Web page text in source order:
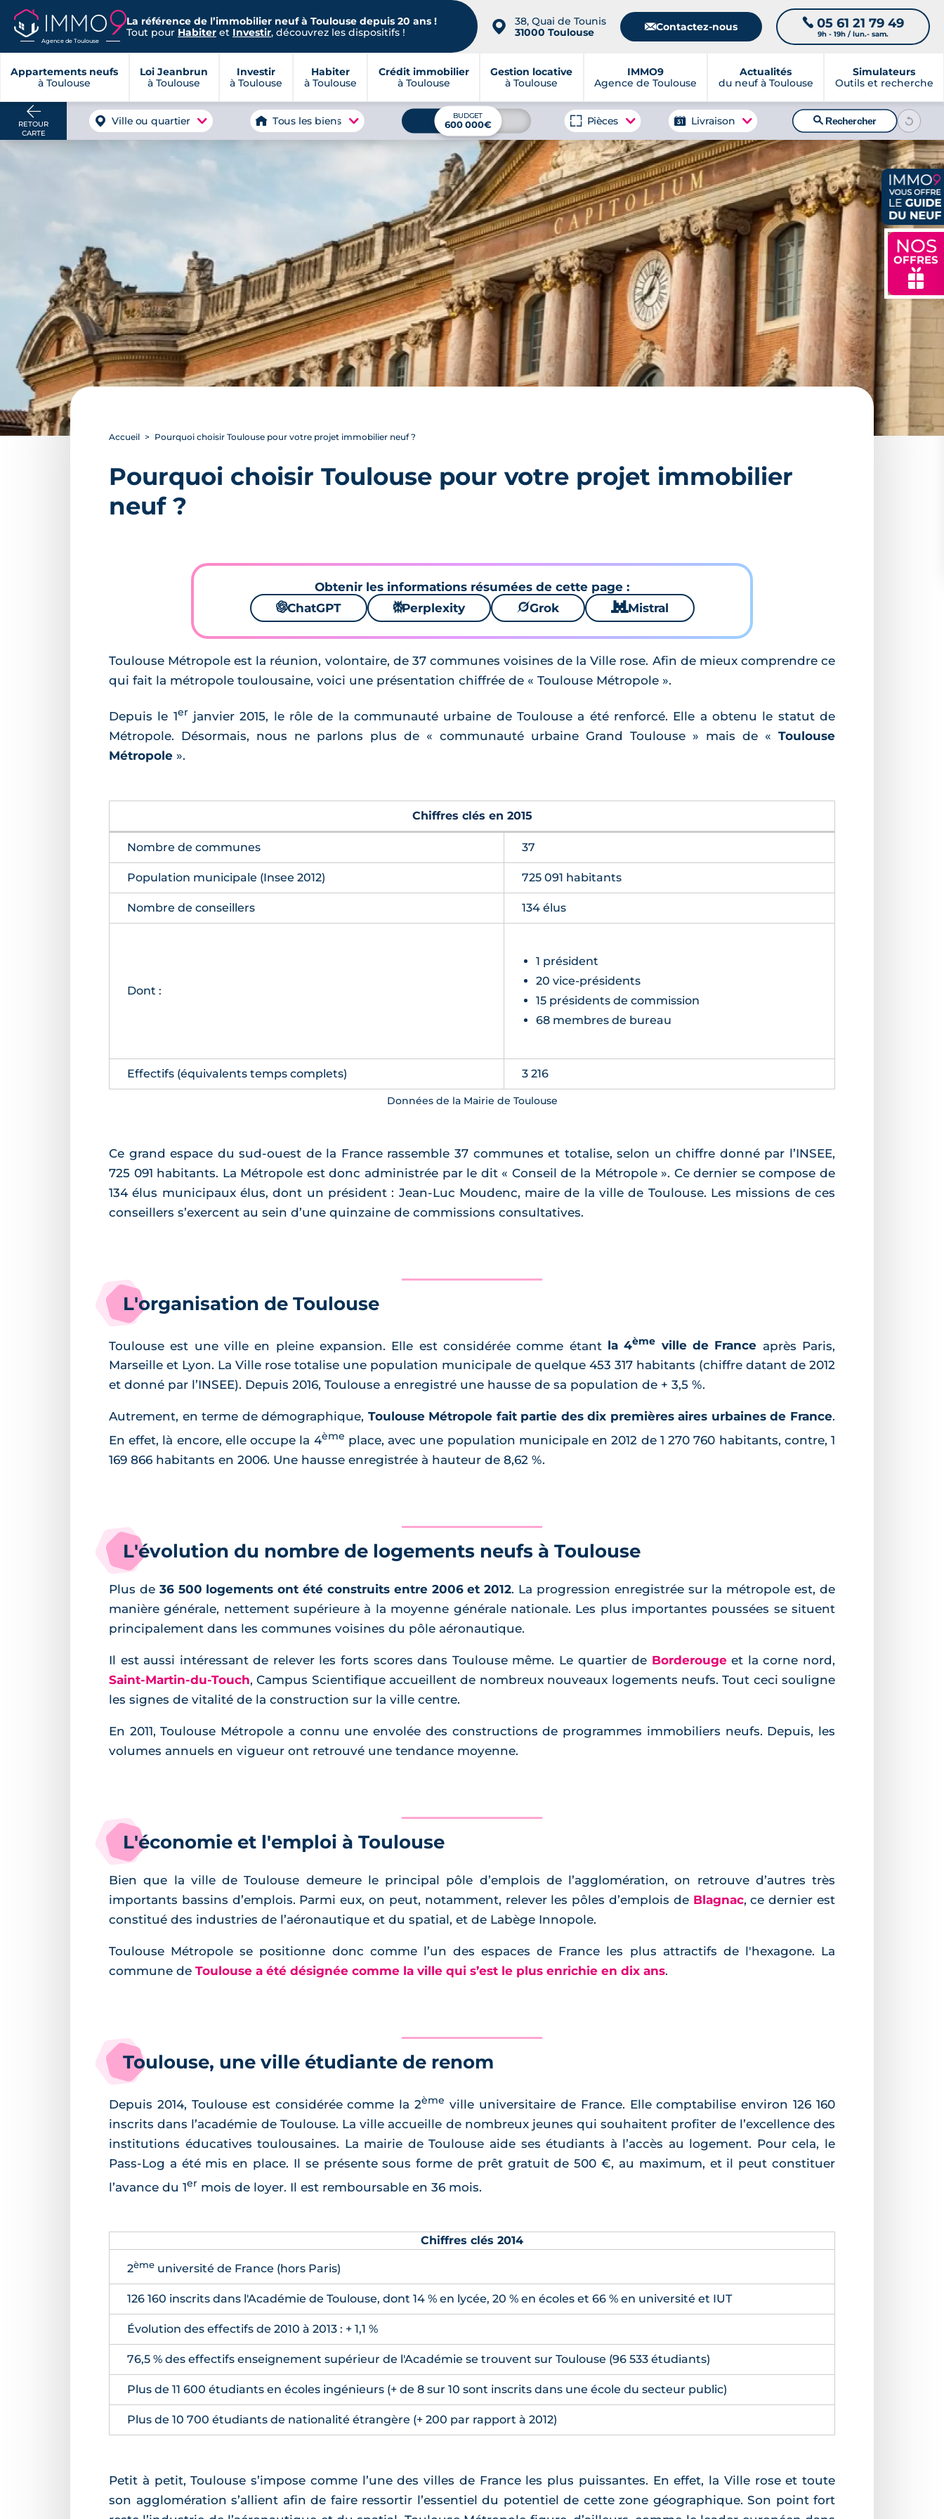
Agence de Toulouse
La référence de l’immobilier neuf à Toulouse depuis 20 ans !
Tout pour Habiter et Investir, découvrez les dispositifs ! 📍
38, Quai de Tounis
31000 Toulouse
📧Contactez-nous 📞 05 61 21 79 49
9h - 19h / lun.- sam.
Appartements neufs
à Toulouse
Loi Jeanbrun
à Toulouse
Investir
à Toulouse
Habiter
à Toulouse
Crédit immobilier
à Toulouse
Gestion locative
à Toulouse
IMMO9
Agence de Toulouse
Actualités
du neuf à Toulouse
Simulateurs
Outils et recherche
NOS
OFFRES
🎁
RETOUR
CARTE
Ville ou quartier Tous les biens BUDGET
600 000€ Pièces Livraison 🔍Rechercher
Accueil Pourquoi choisir Toulouse pour votre projet immobilier neuf ?
Pourquoi choisir Toulouse pour votre projet immobilier
neuf ?
Obtenir les informations résumées de cette page :
🌌ChatGPT ⚙Perplexity 🪐Grok 🐱 Mistral
Toulouse Métropole est la réunion, volontaire, de 37 communes voisines de la Ville rose. Afin de mieux comprendre ce
qui fait la métropole toulousaine, voici une présentation chiffrée de « Toulouse Métropole ».
Depuis le 1erjanvier 2015, le rôle de la communauté urbaine de Toulouse a été renforcé. Elle a obtenu le statut de
Métropole. Désormais, nous ne parlons plus de « communauté urbaine Grand Toulouse » mais de « Toulouse
Métropole ».
Chiffres clés en 2015
Données de la Mairie de Toulouse
Nombre de communes 37
Population municipale (Insee 2012) 725 091 habitants
Nombre de conseillers 134 élus
Dont :
1 président
20 vice-présidents
15 présidents de commission
68 membres de bureau
Effectifs (équivalents temps complets) 3 216
Ce grand espace du sud-ouest de la France rassemble 37 communes et totalise, selon un chiffre donné par l’INSEE,
725 091 habitants. La Métropole est donc administrée par le dit « Conseil de la Métropole ». Ce dernier se compose de
134 élus municipaux élus, dont un président : Jean-Luc Moudenc, maire de la ville de Toulouse. Les missions de ces
conseillers s’exercent au sein d’une quinzaine de commissions consultatives.
L'organisation de Toulouse
Toulouse est une ville en pleine expansion. Elle est considérée comme étant la 4ème ville de France après Paris,
Marseille et Lyon. La Ville rose totalise une population municipale de quelque 453 317 habitants (chiffre datant de 2012
et donné par l’INSEE). Depuis 2016, Toulouse a enregistré une hausse de sa population de + 3,5 %.
Autrement, en terme de démographique, Toulouse Métropole fait partie des dix premières aires urbaines de France.
En effet, là encore, elle occupe la 4ème place, avec une population municipale en 2012 de 1 270 760 habitants, contre, 1
169 866 habitants en 2006. Une hausse enregistrée à hauteur de 8,62 %.
L'évolution du nombre de logements neufs à Toulouse
Plus de 36 500 logements ont été construits entre 2006 et 2012. La progression enregistrée sur la métropole est, de
manière générale, nettement supérieure à la moyenne générale nationale. Les plus importantes poussées se situent
principalement dans les communes voisines du pôle aéronautique.
Il est aussi intéressant de relever les forts scores dans Toulouse même. Le quartier de Borderougeet la corne nord,
Saint-Martin-du-Touch, Campus Scientifique accueillent de nombreux nouveaux logements neufs. Tout ceci souligne
les signes de vitalité de la construction sur la ville centre.
En 2011, Toulouse Métropole a connu une envolée des constructions de programmes immobiliers neufs. Depuis, les
volumes annuels en vigueur ont retrouvé une tendance moyenne.
L'économie et l'emploi à Toulouse
Bien que la ville de Toulouse demeure le principal pôle d’emplois de l’agglomération, on retrouve d’autres très
importants bassins d’emplois. Parmi eux, on peut, notamment, relever les pôles d’emplois de Blagnac, ce dernier est
constitué des industries de l’aéronautique et du spatial, et de Labège Innopole.
Toulouse Métropole se positionne donc comme l’un des espaces de France les plus attractifs de l'hexagone. La
commune de Toulouse a été désignée comme la ville qui s’est le plus enrichie en dix ans.
Toulouse, une ville étudiante de renom
Depuis 2014, Toulouse est considérée comme la 2ème ville universitaire de France. Elle comptabilise environ 126 160
inscrits dans l’académie de Toulouse. La ville accueille de nombreux jeunes qui souhaitent profiter de l’excellence des
institutions éducatives toulousaines. La mairie de Toulouse aide ses étudiants à l’accès au logement. Pour cela, le
Pass-Log a été mis en place. Il se présente sous forme de prêt gratuit de 500 €, au maximum, et il peut constituer
l’avance du 1er mois de loyer. Il est remboursable en 36 mois.
Chiffres clés 2014
2ème université de France (hors Paris)
126 160 inscrits dans l'Académie de Toulouse, dont 14 % en lycée, 20 % en écoles et 66 % en université et IUT
Évolution des effectifs de 2010 à 2013 : + 1,1 %
76,5 % des effectifs enseignement supérieur de l'Académie se trouvent sur Toulouse (96 533 étudiants)
Plus de 11 600 étudiants en écoles ingénieurs (+ de 8 sur 10 sont inscrits dans une école du secteur public)
Plus de 10 700 étudiants de nationalité étrangère (+ 200 par rapport à 2012)
Petit à petit, Toulouse s’impose comme l’une des villes de France les plus puissantes. En effet, la Ville rose et toute
son agglomération s’allient afin de faire ressortir l’essentiel du potentiel de cette zone géographique. Son point fort